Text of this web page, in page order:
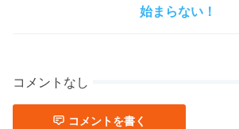
始まらない！
コメントなし
コメントを書く